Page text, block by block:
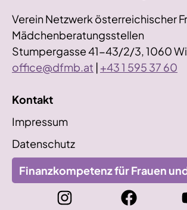
Verein Netzwerk österreichischer
Mädchenberatungsstellen
Stumpergasse 41-43/2/3, 1060
office@dfmb.at | +43 1 595 37 60
Kontakt
Impressum
Datenschutz
Finanzkompetenz für Frauen